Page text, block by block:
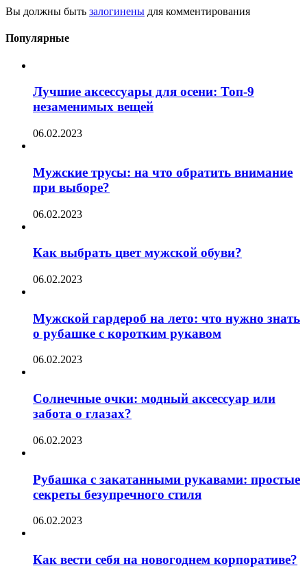
Вы должны быть залогинены для комментирования
Популярные
Лучшие аксессуары для осени: Топ-9
незаменимых вещей
06.02.2023
Мужские трусы: на что обратить внимание
при выборе?
06.02.2023
Как выбрать цвет мужской обуви?
06.02.2023
Мужской гардероб на лето: что нужно знать
о рубашке с коротким рукавом
06.02.2023
Солнечные очки: модный аксессуар или
забота о глазах?
06.02.2023
Рубашка с закатанными рукавами: простые
секреты безупречного стиля
06.02.2023
Как вести себя на новогоднем корпоративе?